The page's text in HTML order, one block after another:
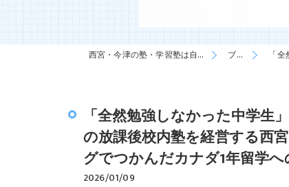
西宮・今津の塾・学習塾は自習塾WillBe ブログ 「全
「全然勉強しなかった中学生
の放課後校内塾を経営する西
グでつかんだカナダ1年留学
2026/01/09